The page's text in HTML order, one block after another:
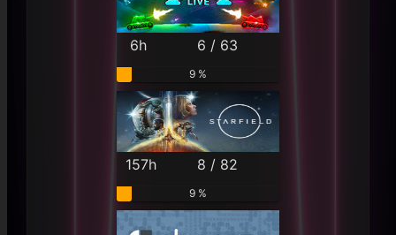
6h 6 / 63
9 %
157h 8 / 82
9 %